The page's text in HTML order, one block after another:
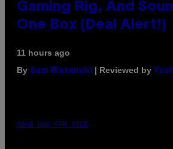
Gaming Rig, And
One Box (Deal Alert!)
11 hours ago
By Sam Watanuki | Reviewed by
MAHA HAQ FOR VICE